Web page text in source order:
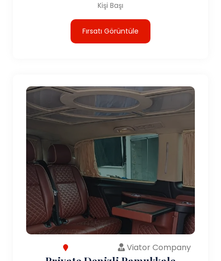
Kişi Başı
Fırsatı Görüntüle
Viator Company